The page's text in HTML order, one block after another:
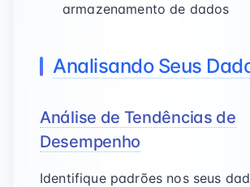
armazenamento de dados
Analisando Seus
Análise de Tendências de
Desempenho
Identifique padrões nos seus